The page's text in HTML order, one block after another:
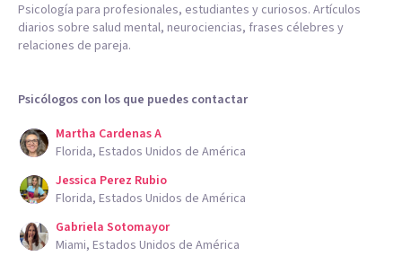
Psicología para profesionales, estudiantes y curiosos. Artículos
diarios sobre salud mental, neurociencias, frases célebres y
relaciones de pareja.
Psicólogos con los que puedes contactar
Martha Cardenas A
Florida, Estados Unidos de América
Jessica Perez Rubio
Florida, Estados Unidos de América
Gabriela Sotomayor
Miami, Estados Unidos de América